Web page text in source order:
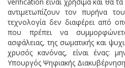
αντιμετωπίζουν τον πυρήνα
τεχνολογία δεν διαφέρει από
που πρέπει να
ασφάλειας, της σωματικής και
χρυσός κανόνας, είναι ένας:
Υπουργός Ψηφιακής